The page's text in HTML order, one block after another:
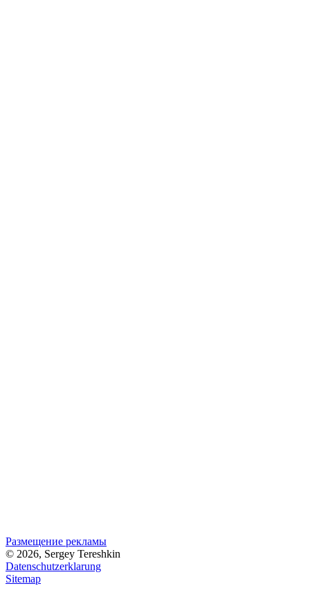
Размещение рекламы
© 2026, Sergey Tereshkin
Datenschutzerklarung
Sitemap